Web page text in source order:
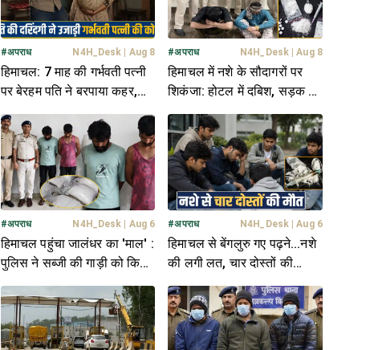
#अपराध N4H_Desk Aug 8
हिमाचल: 7 माह की गर्भवती पत्नी
पर बेरहम पति ने बरपाया कहर,
लात-घूंसों से उजाड़ दी कोख
#अपराध N4H_Desk Aug 8
हिमाचल में नशे के सौदागरों पर
शिकंजा: होटल में दबिश, सड़क पर
धरपकड़; 3 तस्कर अरेस्ट
#अपराध N4H_Desk Aug 6
हिमाचल पहुंचा जालंधर का 'माल' :
पुलिस ने सब्जी की गाड़ी को किया
सीज, ड्राइवर समेत 2 अरेस्ट
#अपराध N4H_Desk Aug 6
हिमाचल से बेंगलुरु गए पढ़ने...नशे
की लगी लत, चार दोस्तों की
मौ**त- 2 को परिवार ने बचाया